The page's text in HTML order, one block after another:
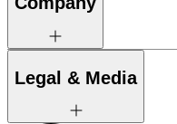
Legal & Media